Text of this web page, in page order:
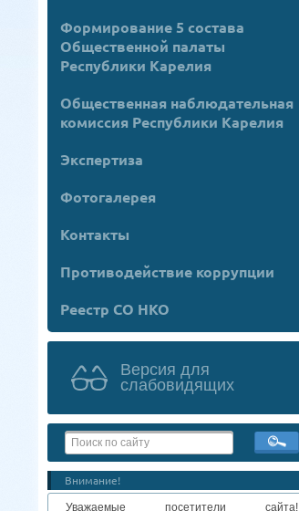
Формирование 5 состава
Общественной палаты
Республики Карелия
Общественная наблюдательная
комиссия Республики Карелия
Экспертиза
Фотогалерея
Контакты
Противодействие коррупции
Реестр СО НКО
Версия для
слабовидящих
Внимание!
Уважаемые посетители сайта!